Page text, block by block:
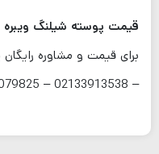
قیمت پوسته شیلنگ ویبره
– 02133913538 – 09125079825 – 09121198576